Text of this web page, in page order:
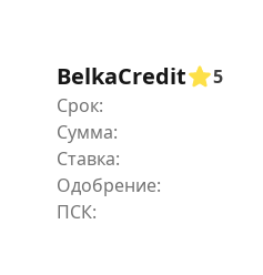
BelkaCredit
5
Срок:
Сумма:
Ставка:
Одобрение: